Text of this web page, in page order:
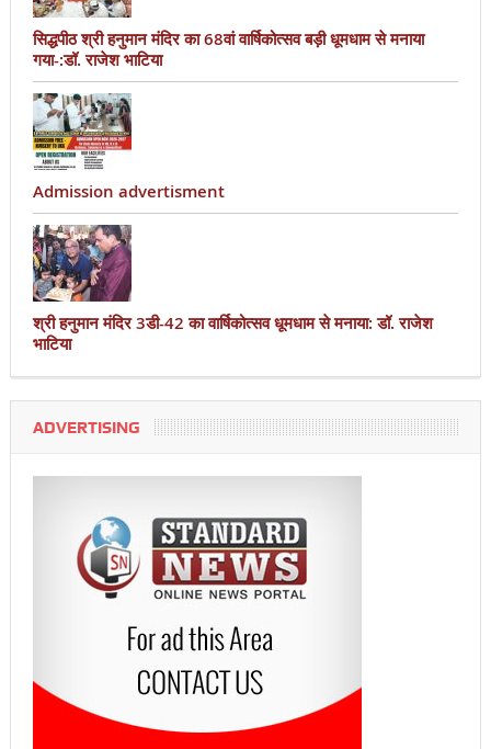
सिद्धपीठ श्री हनुमान मंदिर का 68वां वार्षिकोत्सव बड़ी धूमधाम से मनाया
गया-:डॉ. राजेश भाटिया
Admission advertisment
श्री हनुमान मंदिर 3डी-42 का वार्षिकोत्सव धूमधाम से मनाया: डॉ. राजेश
भाटिया
ADVERTISING